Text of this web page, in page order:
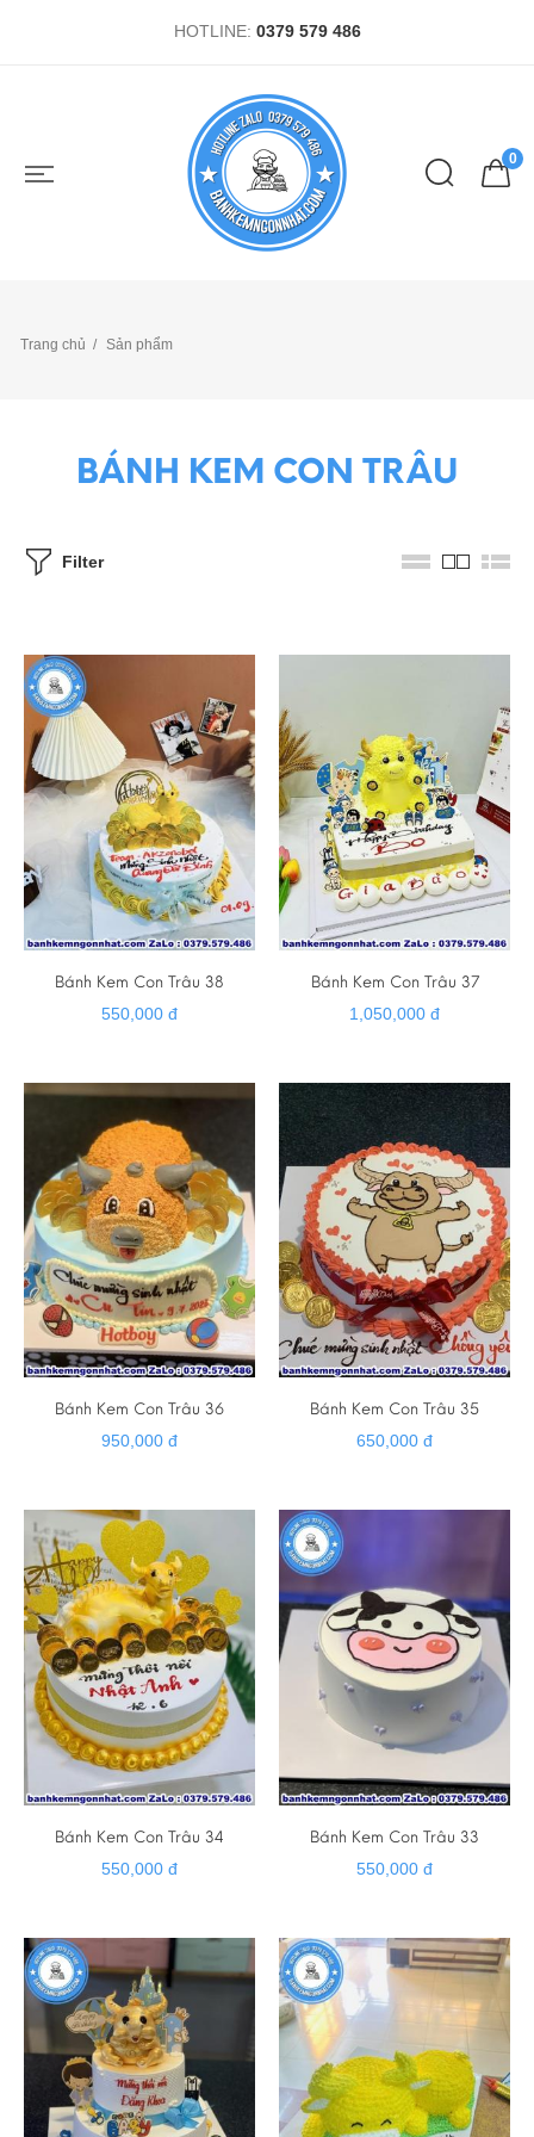
HOTLINE: 0379 579 486
0
Trang chủ Sản phẩm
BÁNH KEM CON TRÂU
Filter
Bánh Kem Con Trâu 38
550,000 đ
Bánh Kem Con Trâu 37
1,050,000 đ
Bánh Kem Con Trâu 36
950,000 đ
Bánh Kem Con Trâu 35
650,000 đ
Bánh Kem Con Trâu 34
550,000 đ
Bánh Kem Con Trâu 33
550,000 đ